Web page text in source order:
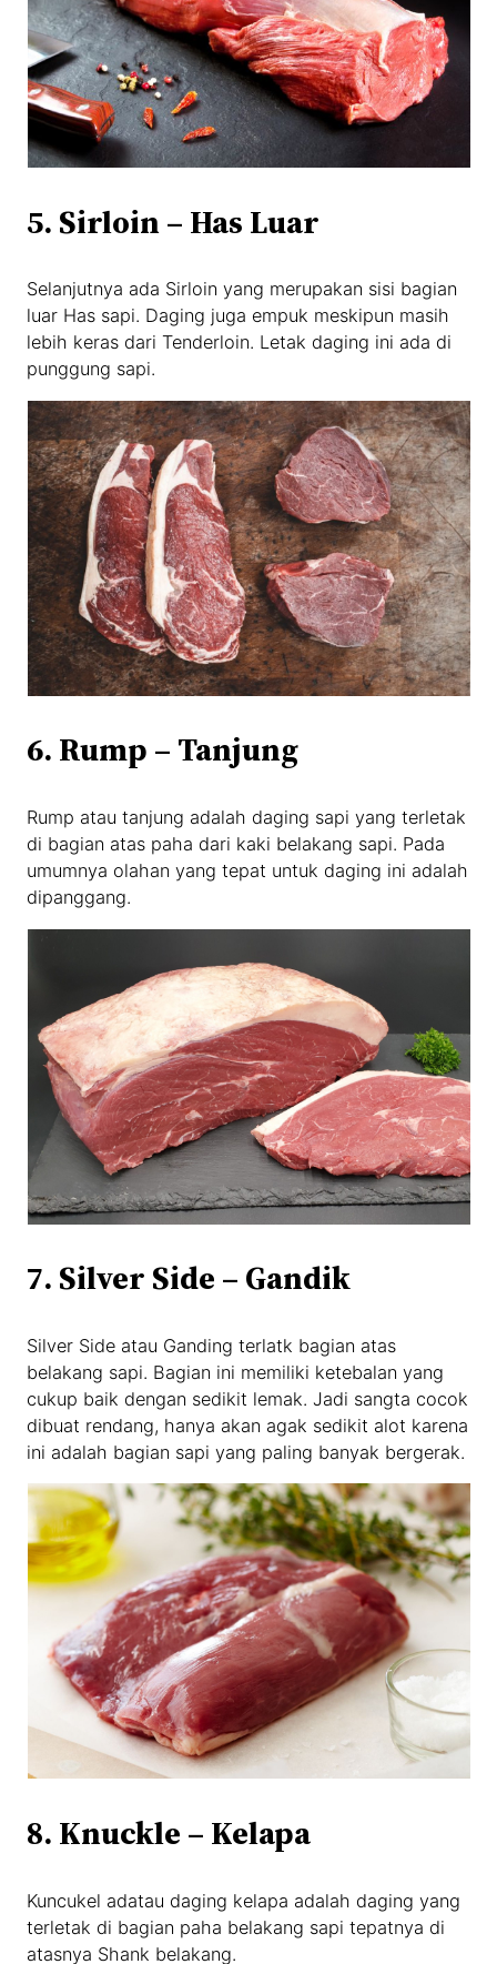
5. Sirloin – Has Luar
Selanjutnya ada Sirloin yang merupakan sisi bagian
luar Has sapi. Daging juga empuk meskipun masih
lebih keras dari Tenderloin. Letak daging ini ada di
punggung sapi.
6. Rump – Tanjung
Rump atau tanjung adalah daging sapi yang terletak
di bagian atas paha dari kaki belakang sapi. Pada
umumnya olahan yang tepat untuk daging ini adalah
dipanggang.
7. Silver Side – Gandik
Silver Side atau Ganding terlatk bagian atas
belakang sapi. Bagian ini memiliki ketebalan yang
cukup baik dengan sedikit lemak. Jadi sangta cocok
dibuat rendang, hanya akan agak sedikit alot karena
ini adalah bagian sapi yang paling banyak bergerak.
8. Knuckle – Kelapa
Kuncukel adatau daging kelapa adalah daging yang
terletak di bagian paha belakang sapi tepatnya di
atasnya Shank belakang.